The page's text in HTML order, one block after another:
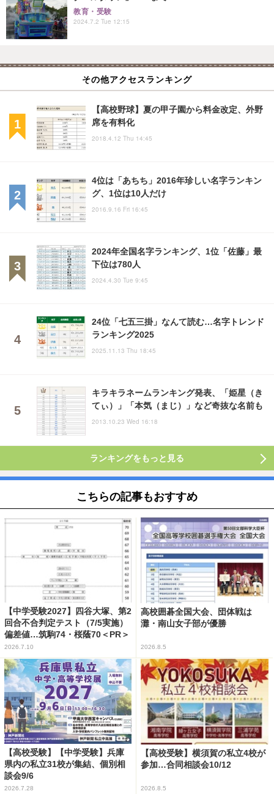
教育・受験
2024.7.2 Tue 12:15
その他アクセスランキング
【高校野球】夏の甲子園から料金改定、外野
席を有料化
2018.4.12 Thu 14:45
4位は「あちち」2016年珍しい名字ランキン
グ、1位は10人だけ
2016.9.16 Fri 16:45
2024年全国名字ランキング、1位「佐藤」最
下位は780人
2024.4.30 Tue 9:45
24位「七五三掛」なんて読む…名字トレンド
ランキング2025
2025.11.13 Thu 18:45
キラキラネームランキング発表、「姫星（き
てぃ）」「本気（まじ）」など奇抜な名前も
2013.10.23 Wed 16:18
ランキングをもっと見る
こちらの記事もおすすめ
【中学受験2027】四谷大塚、第2
回合不合判定テスト（7/5実施）
偏差値…筑駒74・桜蔭70＜PR＞
2026.7.10
高校囲碁全国大会、団体戦は
灘・南山女子部が優勝
2026.8.5
【高校受験】【中学受験】兵庫
県内の私立31校が集結、個別相
談会9/6
2026.7.28
【高校受験】横須賀の私立4校が
参加…合同相談会10/12
2026.8.5